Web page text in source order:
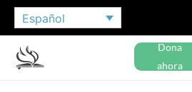
Español
Dona
ahora